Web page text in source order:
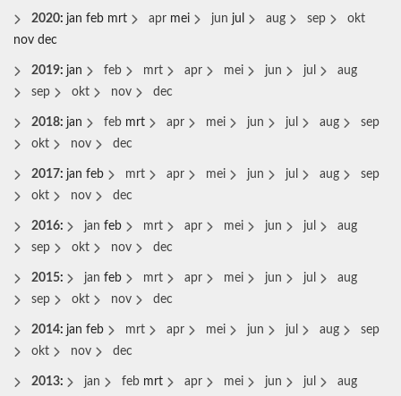
2020: jan feb mrt apr mei jun jul aug sep
okt
nov dec
2019: jan feb mrt apr mei jun jul
aug
sep
okt nov dec
2018: jan feb mrt apr mei jun jul aug
sep
okt
nov dec
2017: jan feb mrt apr mei jun jul aug
sep
okt
nov dec
2016: jan feb mrt apr mei jun jul
aug
sep
okt nov dec
2015: jan feb mrt apr mei jun jul
aug
sep
okt nov dec
2014: jan feb mrt apr mei jun jul aug
sep
okt
nov dec
2013: jan feb mrt apr mei jun jul
aug